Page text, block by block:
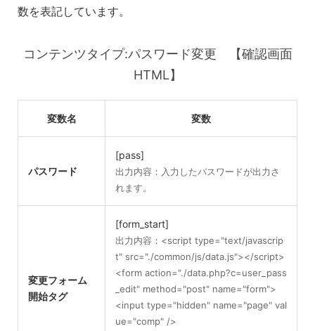
数を表記しています。
コンテンツタイプ:パスワード変更 【確認画面
HTML】
変数名 変数
パスワード
[pass]
出力内容：入力したパスワードが出力さ
れます。
変更フォーム
開始タグ
[form_start]
出力内容：<script type="text/javascrip
t" src="./common/js/data.js"></script>
<form action="./data.php?c=user_pass
_edit" method="post" name="form">
<input type="hidden" name="page" val
ue="comp" />